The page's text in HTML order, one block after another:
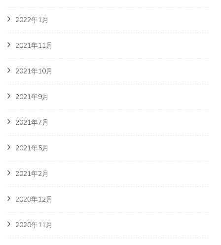
2022年1月
2021年11月
2021年10月
2021年9月
2021年7月
2021年5月
2021年2月
2020年12月
2020年11月